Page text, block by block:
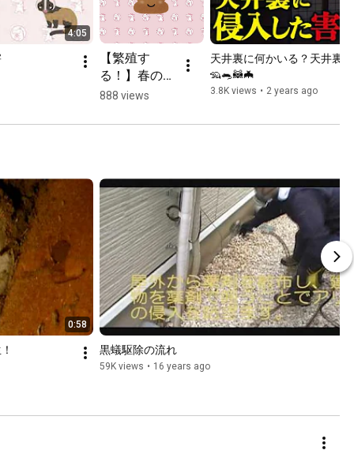
4:05
【繁殖す
る！】春の害
獣被害 #駆除
獣
888 views
天井裏に何かいる？天井裏
🦡🐀🦝🦇
3.8K views • 2 years ago
0:58
黒蟻駆除の流れ
59K views • 16 years ago